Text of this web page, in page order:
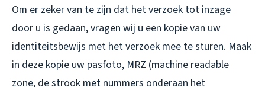
Om er zeker van te zijn dat het verzoek tot inzage
door u is gedaan, vragen wij u een kopie van uw
identiteitsbewijs met het verzoek mee te sturen. Maak
in deze kopie uw pasfoto, MRZ (machine readable
zone, de strook met nummers onderaan het